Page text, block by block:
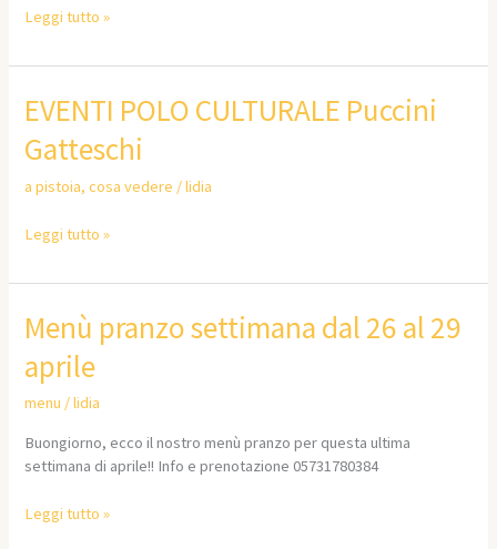
Leggi tutto »
EVENTI POLO CULTURALE Puccini
Gatteschi
a pistoia,cosa vedere /lidia
EVENTI
POLO
CULTURALE
Gatteschi
Leggi tutto »
Menù pranzo settimana dal 26 al 29
aprile
menu /lidia
Buongiorno, ecco il nostro menù pranzo per questa ultima
settimana di aprile!! Info e prenotazione 05731780384
Menù
pranzo
settimana
dal
26
al
Leggi tutto »